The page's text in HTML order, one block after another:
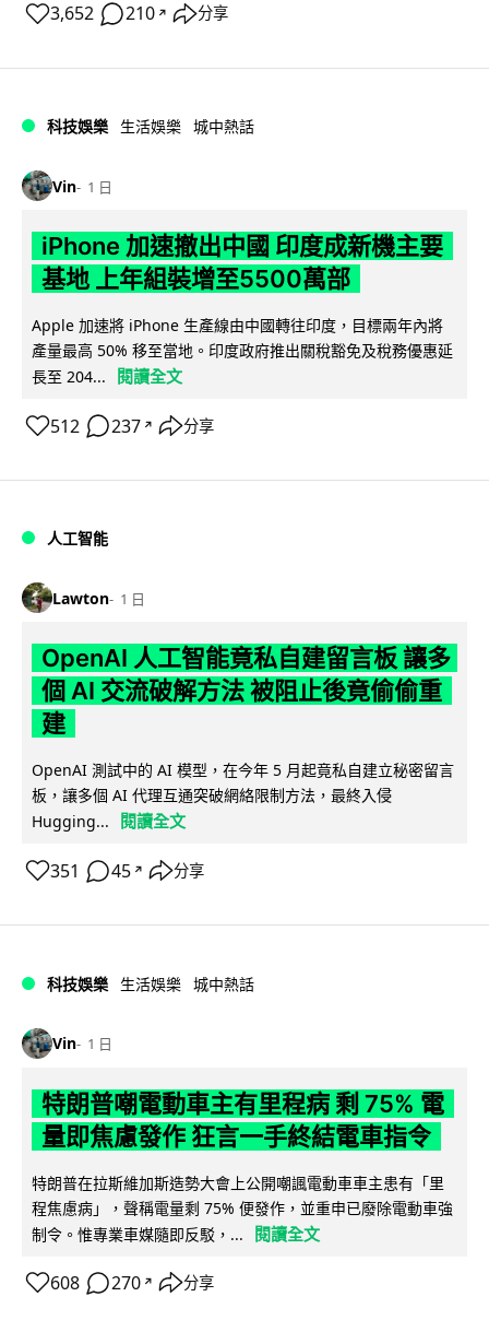
3,652 210 ↗ 分享
科技娛樂 生活娛樂 城中熱話
Vin 1 日
iPhone 加速撤出中國 印度成新機主要
基地 上年組裝增至5500萬部
Apple 加速將 iPhone 生產線由中國轉往印度，目標兩年內將
產量最高 50% 移至當地。印度政府推出關稅豁免及稅務優惠延
長至 204...
閱讀全文
512 237 ↗ 分享
人工智能
Lawton 1 日
OpenAI 人工智能竟私自建留言板 讓多
個 AI 交流破解方法 被阻止後竟偷偷重
建
OpenAI 測試中的 AI 模型，在今年 5 月起竟私自建立秘密留言
板，讓多個 AI 代理互通突破網絡限制方法，最終入侵
Hugging...
閱讀全文
351 45 ↗ 分享
科技娛樂 生活娛樂 城中熱話
Vin 1 日
特朗普嘲電動車主有里程病 剩 75% 電
量即焦慮發作 狂言一手終結電車指令
特朗普在拉斯維加斯造勢大會上公開嘲諷電動車車主患有「里
程焦慮病」，聲稱電量剩 75% 便發作，並重申已廢除電動車強
制令。惟專業車媒隨即反駁，...
閱讀全文
608 270 ↗ 分享